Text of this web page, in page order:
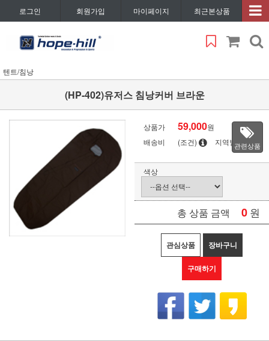
로그인 회원가입 마이페이지 최근본상품
텐트/침낭
(HP-402)유저스 침낭커버 브라운
상품가 59,000원
배송비
(조건) 지역별관련상품
색상
총 상품 금액 0 원
관심상품 장바구니
구매하기